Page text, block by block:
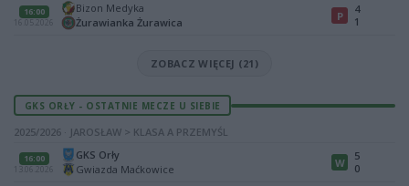
16:00
16.05.2026
Bizon Medyka
Żurawianka Żurawica
P
4
1
ZOBACZ WIĘCEJ (21)
GKS ORŁY - OSTATNIE MECZE U SIEBIE
2025/2026 · JAROSŁAW > KLASA A PRZEMYŚL
16:00
13.06.2026
GKS Orły
Gwiazda Maćkowice
W
5
0